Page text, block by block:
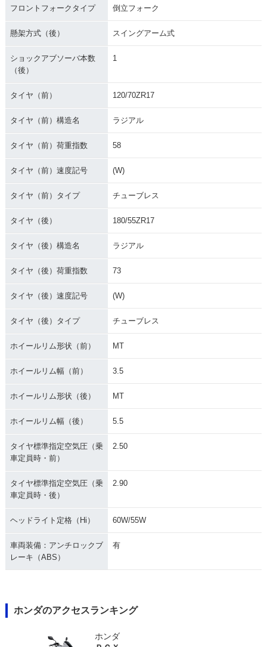
フロントフォークタイプ 倒立フォーク
懸架方式（後） スイングアーム式
ショックアブソーバ本数
（後）
1
タイヤ（前） 120/70ZR17
タイヤ（前）構造名 ラジアル
タイヤ（前）荷重指数 58
タイヤ（前）速度記号 (W)
タイヤ（前）タイプ チューブレス
タイヤ（後） 180/55ZR17
タイヤ（後）構造名 ラジアル
タイヤ（後）荷重指数 73
タイヤ（後）速度記号 (W)
タイヤ（後）タイプ チューブレス
ホイールリム形状（前） MT
ホイールリム幅（前） 3.5
ホイールリム形状（後） MT
ホイールリム幅（後） 5.5
タイヤ標準指定空気圧（乗
車定員時・前）
2.50
タイヤ標準指定空気圧（乗
車定員時・後）
2.90
ヘッドライト定格（Hi） 60W/55W
車両装備：アンチロックブ
レーキ（ABS）
有
ホンダのアクセスランキング
ホンダ